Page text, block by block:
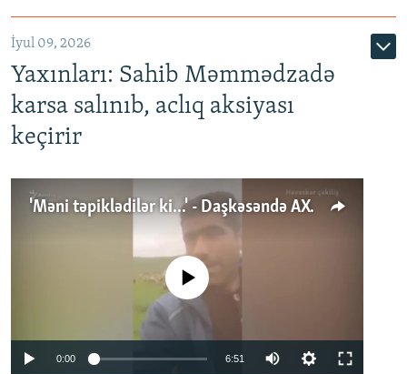
İyul 09, 2026
Yaxınları: Sahib Məmmədzadə
karsa salınıb, aclıq aksiyası
keçirir
'Məni təpiklədilər ki...' - Daşkəsəndə AXCP fəalının yaxınları onun həbsinə etiraz edirlər
No media source currently available
0:00 6:51